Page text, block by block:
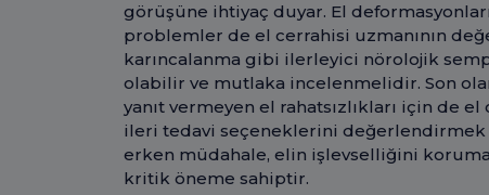
görüşüne ihtiyaç duyar. El
problemler de el cerrahisi uzmanının
karıncalanma gibi ilerleyici nörolojik
olabilir ve mutlaka incelenmelidir. Son
yanıt vermeyen el rahatsızlıkları için de
ileri tedavi seçeneklerini değerlendirmek
erken müdahale, elin işlevselliğini
kritik öneme sahiptir.